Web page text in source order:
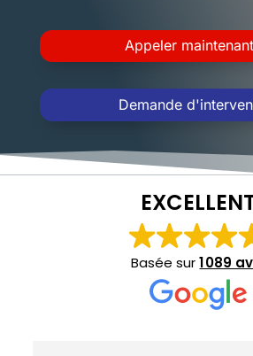
Appeler maintenant
Demande
Basée sur1 089